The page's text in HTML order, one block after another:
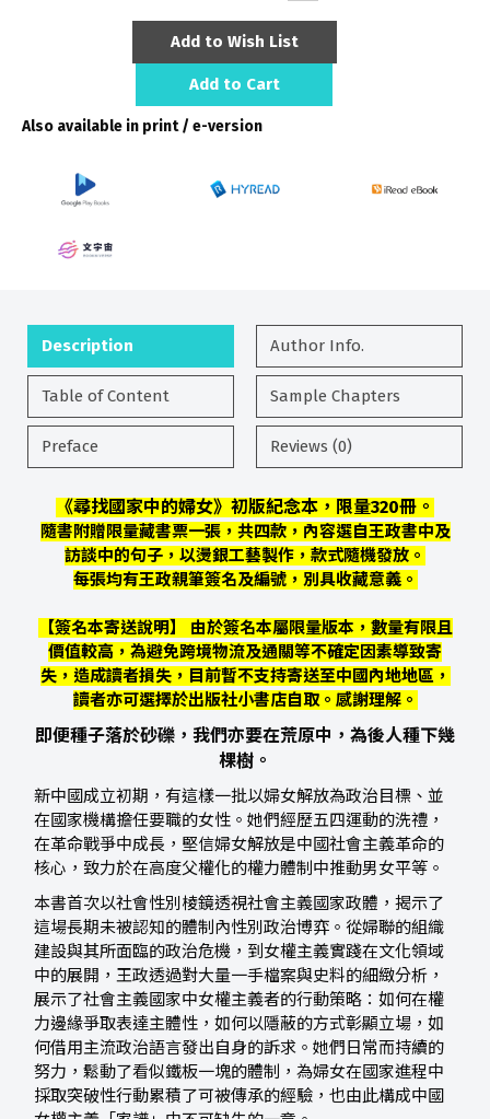
Add to Wish List
Add to Cart
Also available in print / e-version
Description Author Info.
Table of Content Sample Chapters
Preface Reviews (0)
《尋找國家中的婦女》初版紀念本，限量320冊。
隨書附贈限量藏書票一張，共四款，內容選自王政書中及
訪談中的句子，以燙銀工藝製作，款式隨機發放。
每張均有王政親筆簽名及編號，別具收藏意義。
【簽名本寄送說明】 由於簽名本屬限量版本，數量有限且
價值較高，為避免跨境物流及通關等不確定因素導致寄
失，造成讀者損失，目前暫不支持寄送至中國內地地區，
讀者亦可選擇於出版社小書店自取。感謝理解。
即便種子落於砂礫，我們亦要在荒原中，為後人種下幾
棵樹。
新中國成立初期，有這樣一批以婦女解放為政治目標、並
在國家機構擔任要職的女性。她們經歷五四運動的洗禮，
在革命戰爭中成長，堅信婦女解放是中國社會主義革命的
核心，致力於在高度父權化的權力體制中推動男女平等。
本書首次以社會性別棱鏡透視社會主義國家政體，揭示了
這場長期未被認知的體制內性別政治博弈。從婦聯的組織
建設與其所面臨的政治危機，到女權主義實踐在文化領域
中的展開，王政透過對大量一手檔案與史料的細緻分析，
展示了社會主義國家中女權主義者的行動策略：如何在權
力邊緣爭取表達主體性，如何以隱蔽的方式彰顯立場，如
何借用主流政治語言發出自身的訴求。她們日常而持續的
努力，鬆動了看似鐵板一塊的體制，為婦女在國家進程中
採取突破性行動累積了可被傳承的經驗，也由此構成中國